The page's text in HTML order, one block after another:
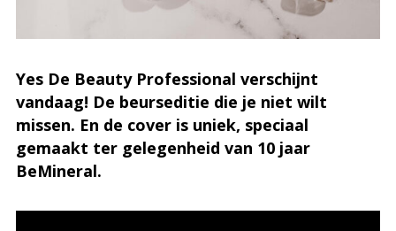
Yes De Beauty Professional verschijnt
vandaag! De beurseditie die je niet wilt
missen. En de cover is uniek, speciaal
gemaakt ter gelegenheid van 10 jaar
BeMineral.